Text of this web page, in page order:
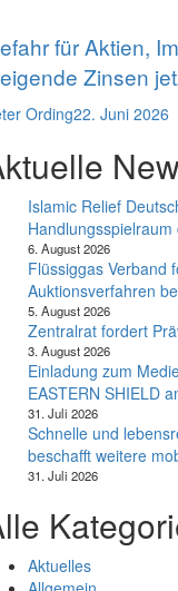
für Aktien,
Zinsen
Ording22. Juni 2026
Islamic Relief
6. August 2026
Flüssiggas Verband
Auktionsverfahren
5. August 2026
Zentralrat fordert
3. August 2026
Einladung zum
EASTERN SHIELD
31. Juli 2026
Schnelle und
beschafft weitere
31. Juli 2026
Aktuelles